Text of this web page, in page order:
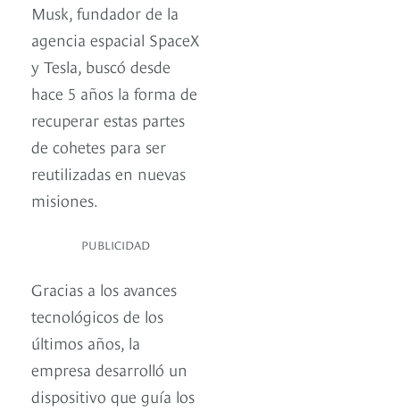
Musk, fundador de la
agencia espacial SpaceX
y Tesla, buscó desde
hace 5 años la forma de
recuperar estas partes
de cohetes para ser
reutilizadas en nuevas
misiones.
PUBLICIDAD
Gracias a los avances
tecnológicos de los
últimos años, la
empresa desarrolló un
dispositivo que guía los